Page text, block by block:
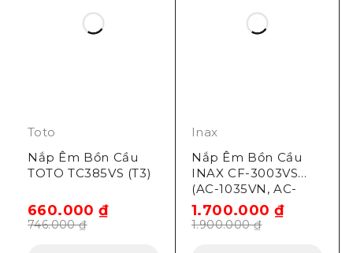
Toto
Nắp Êm Bồn Cầu
TOTO TC385VS (T3)
746.000₫
660.000₫
Inax
Nắp Êm Bồn Cầu
INAX CF-3003VS
(AC-1035VN, AC-
1135VN, AC-918VRN,
AC-909VRN)
1.900.000₫
1.700.000₫